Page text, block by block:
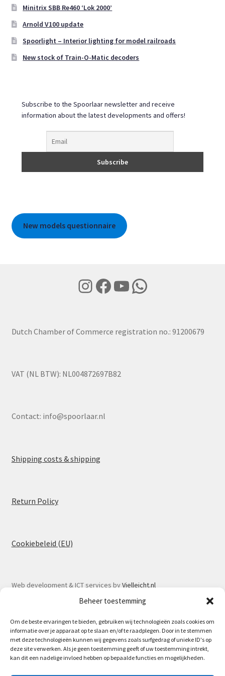
Beheer toestemming
Om de beste ervaringen te bieden, gebruiken wij technologieën zoals cookies om
informatie over je apparaat op te slaan en/of te raadplegen. Door in te stemmen
met deze technologieën kunnen wij gegevens zoals surfgedrag of unieke ID's op
deze site verwerken. Als je geen toestemming geeft of uw toestemming intrekt,
kan dit een nadelige invloed hebben op bepaalde functies en mogelijkheden.
Digital
Cookie Policy (EU)
Minitrix SBB Re460 ‘Lok 2000’
Arnold V100 update
Spoorlight – Interior lighting for model railroads
New stock of Train-O-Matic decoders
Subscribe to the Spoorlaar newsletter and receive
information about the latest developments and offers!
New models questionnaire
Instagram
Facebook
YouTube
WhatsApp
Dutch Chamber of Commerce registration no.: 91200679
VAT (NL BTW): NL004872697B82
Contact: info@spoorlaar.nl
Shipping costs & shipping
Return Policy
Cookiebeleid (EU)
Web development & ICT services byVielleicht.nl
© Spoorlaar 2026
Privacy Policy
Built with WooCommerce.